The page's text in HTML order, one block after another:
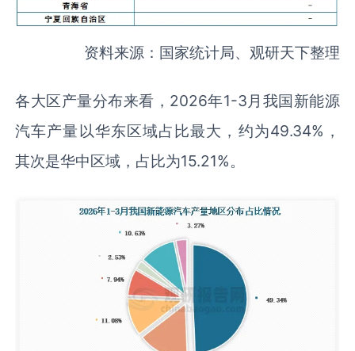
资料来源：国家统计局、观研天下整理
各大区产量分布来看，2026年1-3月我国新能源
汽车产量以华东区域占比最大，约为49.34%，
其次是华中区域，占比为15.21%。